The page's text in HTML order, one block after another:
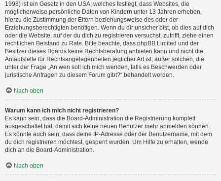
1998) ist ein Gesetz in den USA, welches festlegt, dass Websites, die
möglicherweise persönliche Daten von Kindern unter 13 Jahren erheben,
hierzu die Zustimmung der Eltern beziehungsweise des oder der
Erziehungsberechtigten benötigen. Wenn du dir unsicher bist, ob dies auf dich
oder die Website, auf der du dich zu registrieren versuchst, zutrifft, ziehe einen
rechtlichen Beistand zu Rate. Bitte beachte, dass phpBB Limited und der
Besitzer dieses Boards keine Rechtsberatung anbieten kann und nicht die
Anlaufstelle für Rechtsangelegenheiten jeglicher Art ist; außer solchen, die
unter der Frage „An wen soll ich mich wenden, falls es Beschwerden oder
juristische Anfragen zu diesem Forum gibt?“ behandelt werden.
Nach oben
Warum kann ich mich nicht registrieren?
Es kann sein, dass die Board-Administration die Registrierung komplett
ausgeschaltet hat, damit sich keine neuen Benutzer mehr anmelden können.
Es könnte auch sein, dass deine IP-Adresse oder der Benutzername, mit dem
du dich registrieren möchtest, gesperrt wurden. Um Hilfe zu erhalten, wende
dich an die Board-Administration.
Nach oben